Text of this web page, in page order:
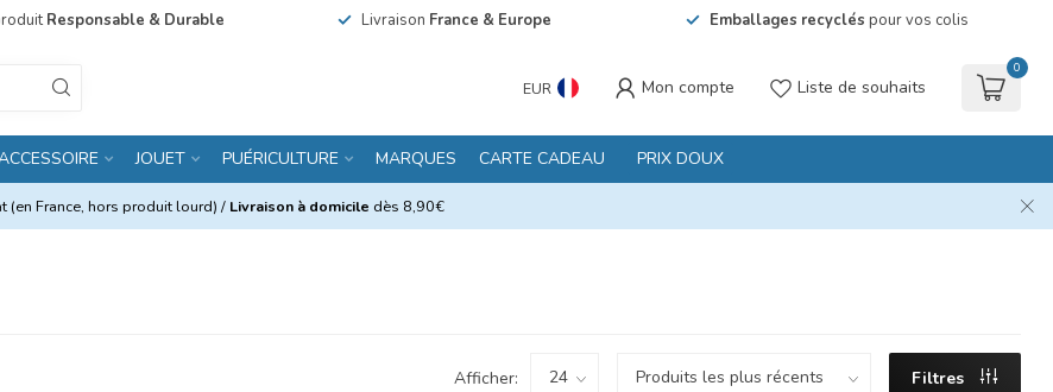
Responsable & Durable Livraison France & Europe Emballages recyclés pour vos colis
EUR Mon compte Liste de souhaits
0
JOUET PUÉRICULTURE MARQUES CARTE CADEAU PRIX DOUX
(en France, hors produit lourd) / Livraison à domicile dès 8,90€
Afficher: Filtres